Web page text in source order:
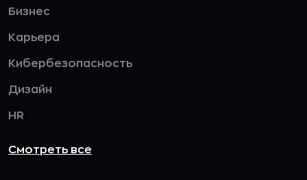
Бизнес
Карьера
Кибербезопасность
Дизайн
HR
Смотреть все